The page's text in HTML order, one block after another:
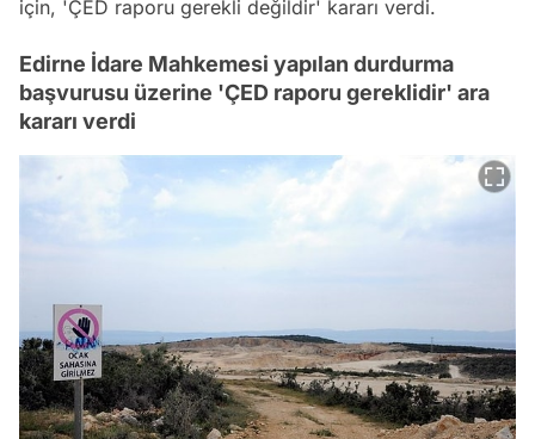
için, 'ÇED raporu gerekli değildir' kararı verdi.
Edirne İdare Mahkemesi yapılan durdurma
başvurusu üzerine 'ÇED raporu gereklidir' ara
kararı verdi